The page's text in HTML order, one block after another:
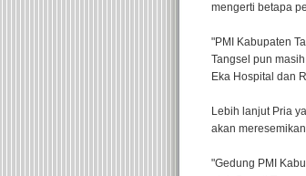
mengerti betapa
"PMI Kabupaten
Tangsel pun
Eka Hospital dan
Lebih lanjut Pria
akan
"Gedung PMI